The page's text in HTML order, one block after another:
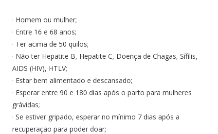
· Homem ou mulher;
· Entre 16 e 68 anos;
· Ter acima de 50 quilos;
· Não ter Hepatite B, Hepatite C, Doença de Chagas, Sífilis,
AIDS (HIV), HTLV;
· Estar bem alimentado e descansado;
· Esperar entre 90 e 180 dias após o parto para mulheres
grávidas;
· Se estiver gripado, esperar no mínimo 7 dias após a
recuperação para poder doar;